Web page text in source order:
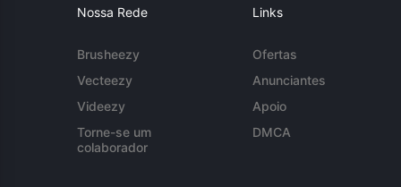
Nossa Rede
Brusheezy
Vecteezy
Videezy
Torne-se um
colaborador
Links
Ofertas
Anunciantes
Apoio
DMCA